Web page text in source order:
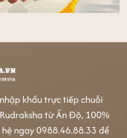
khẩu trực tiếp chuỗi
từ Ấn Độ, 100%
ngay 0988.46.88.33 để